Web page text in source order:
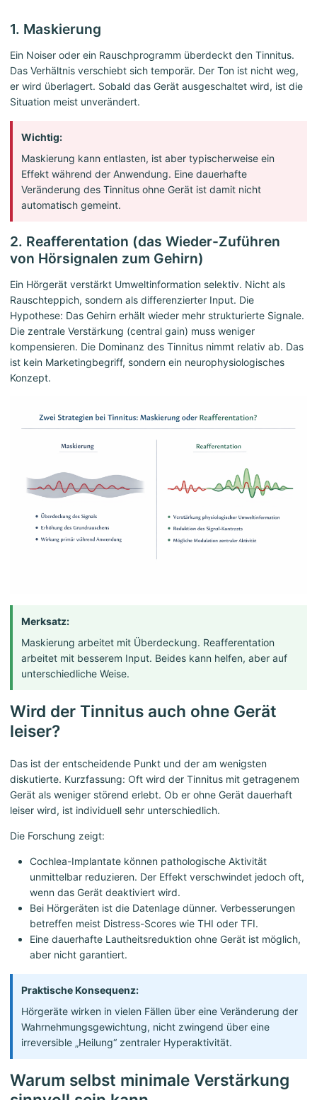
1. Maskierung
Ein Noiser oder ein Rauschprogramm überdeckt den Tinnitus.
Das Verhältnis verschiebt sich temporär. Der Ton ist nicht weg,
er wird überlagert. Sobald das Gerät ausgeschaltet wird, ist die
Situation meist unverändert.
Wichtig:
Maskierung kann entlasten, ist aber typischerweise ein
Effekt während der Anwendung. Eine dauerhafte
Veränderung des Tinnitus ohne Gerät ist damit nicht
automatisch gemeint.
2. Reafferentation (das Wieder-Zuführen
von Hörsignalen zum Gehirn)
Ein Hörgerät verstärkt Umweltinformation selektiv. Nicht als
Rauschteppich, sondern als differenzierter Input. Die
Hypothese: Das Gehirn erhält wieder mehr strukturierte Signale.
Die zentrale Verstärkung (central gain) muss weniger
kompensieren. Die Dominanz des Tinnitus nimmt relativ ab. Das
ist kein Marketingbegriff, sondern ein neurophysiologisches
Konzept.
Merksatz:
Maskierung arbeitet mit Überdeckung. Reafferentation
arbeitet mit besserem Input. Beides kann helfen, aber auf
unterschiedliche Weise.
Wird der Tinnitus auch ohne Gerät
leiser?
Das ist der entscheidende Punkt und der am wenigsten
diskutierte. Kurzfassung: Oft wird der Tinnitus mit getragenem
Gerät als weniger störend erlebt. Ob er ohne Gerät dauerhaft
leiser wird, ist individuell sehr unterschiedlich.
Die Forschung zeigt:
Cochlea-Implantate können pathologische Aktivität
unmittelbar reduzieren. Der Effekt verschwindet jedoch oft,
wenn das Gerät deaktiviert wird.
Bei Hörgeräten ist die Datenlage dünner. Verbesserungen
betreffen meist Distress-Scores wie THI oder TFI.
Eine dauerhafte Lautheitsreduktion ohne Gerät ist möglich,
aber nicht garantiert.
Praktische Konsequenz:
Hörgeräte wirken in vielen Fällen über eine Veränderung der
Wahrnehmungsgewichtung, nicht zwingend über eine
irreversible „Heilung“ zentraler Hyperaktivität.
Warum selbst minimale Verstärkung